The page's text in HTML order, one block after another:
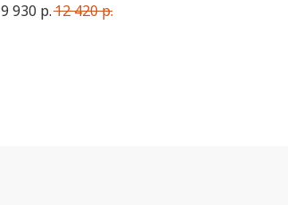
Сделана в Германии.
9 930 р.12 420р.